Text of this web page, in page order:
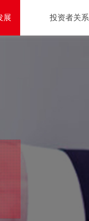
展 投资者关系